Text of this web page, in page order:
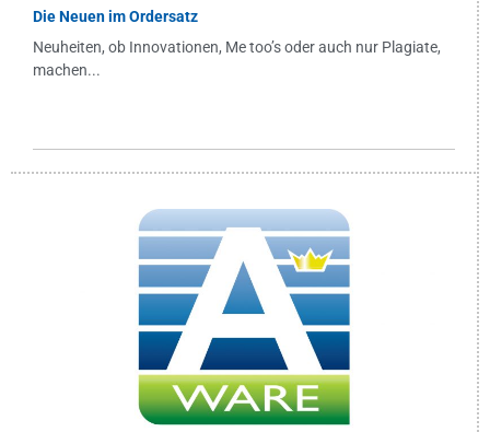
Die Neuen im Ordersatz
Neuheiten, ob Innovationen, Me too’s oder auch nur Plagiate,
machen...